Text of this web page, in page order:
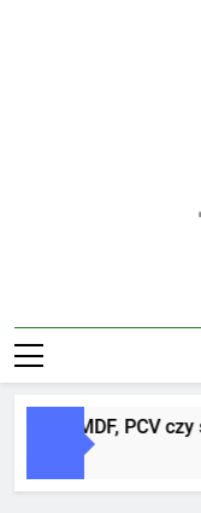
z MDF, PCV czy